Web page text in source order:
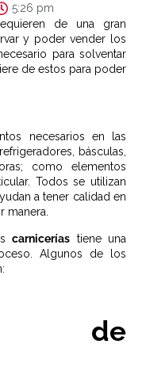
5:26 pm
de una gran
y poder vender los
para solventar
de estos para poder
necesarios en las
básculas,
como elementos
Todos se utilizan
a tener calidad en
manera.
carnicerías tiene una
Algunos de los
de